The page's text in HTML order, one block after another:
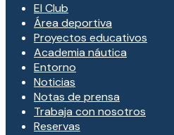
El Club
Área deportiva
Proyectos educativos
Academia náutica
Entorno
Noticias
Notas de prensa
Trabaja con nosotros
Reservas